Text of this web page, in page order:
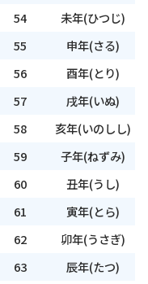
54 未年(ひつじ)
55 申年(さる)
56 酉年(とり)
57 戌年(いぬ)
58 亥年(いのしし)
59 子年(ねずみ)
60 丑年(うし)
61 寅年(とら)
62 卯年(うさぎ)
63 辰年(たつ)